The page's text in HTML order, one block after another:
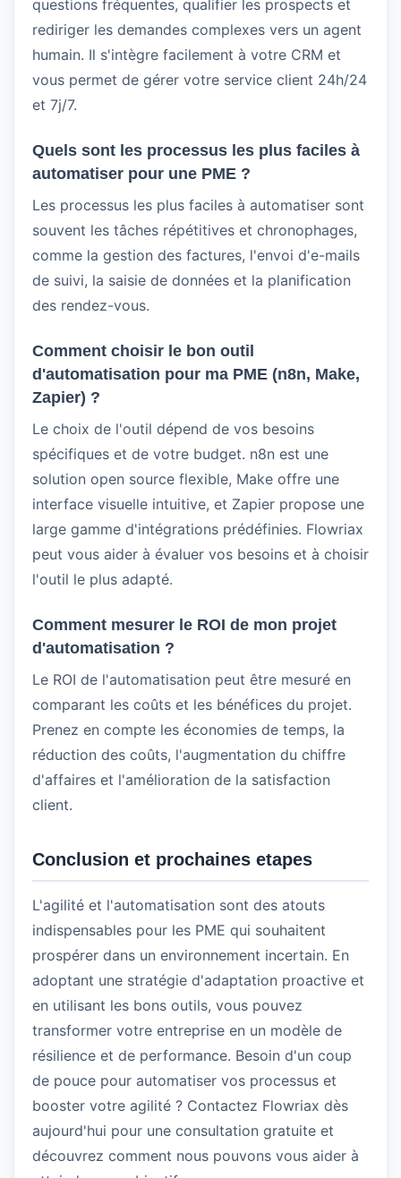
questions fréquentes, qualifier les prospects et
rediriger les demandes complexes vers un agent
humain. Il s'intègre facilement à votre CRM et
vous permet de gérer votre service client 24h/24
et 7j/7.
Quels sont les processus les plus faciles à
automatiser pour une PME ?
Les processus les plus faciles à automatiser sont
souvent les tâches répétitives et chronophages,
comme la gestion des factures, l'envoi d'e-mails
de suivi, la saisie de données et la planification
des rendez-vous.
Comment choisir le bon outil
d'automatisation pour ma PME (n8n, Make,
Zapier) ?
Le choix de l'outil dépend de vos besoins
spécifiques et de votre budget. n8n est une
solution open source flexible, Make offre une
interface visuelle intuitive, et Zapier propose une
large gamme d'intégrations prédéfinies. Flowriax
peut vous aider à évaluer vos besoins et à choisir
l'outil le plus adapté.
Comment mesurer le ROI de mon projet
d'automatisation ?
Le ROI de l'automatisation peut être mesuré en
comparant les coûts et les bénéfices du projet.
Prenez en compte les économies de temps, la
réduction des coûts, l'augmentation du chiffre
d'affaires et l'amélioration de la satisfaction
client.
Conclusion et prochaines etapes
L'agilité et l'automatisation sont des atouts
indispensables pour les PME qui souhaitent
prospérer dans un environnement incertain. En
adoptant une stratégie d'adaptation proactive et
en utilisant les bons outils, vous pouvez
transformer votre entreprise en un modèle de
résilience et de performance. Besoin d'un coup
de pouce pour automatiser vos processus et
booster votre agilité ? Contactez Flowriax dès
aujourd'hui pour une consultation gratuite et
découvrez comment nous pouvons vous aider à